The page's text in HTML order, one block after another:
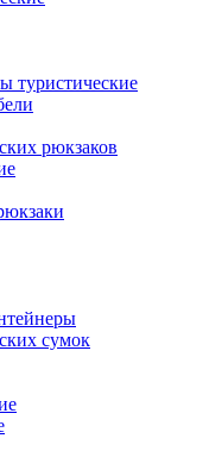
туристические
рюкзаков
сумок